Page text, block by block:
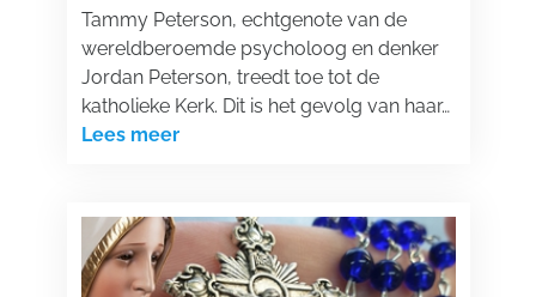
Tammy Peterson, echtgenote van de
wereldberoemde psycholoog en denker
Jordan Peterson, treedt toe tot de
katholieke Kerk. Dit is het gevolg van haar…
Lees meer